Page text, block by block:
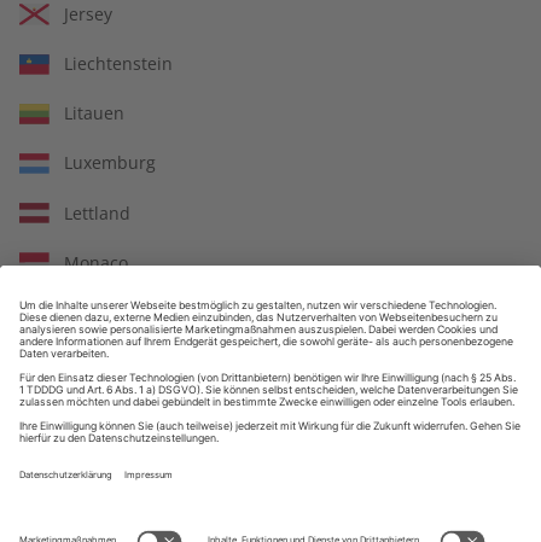
Großer Sprachteil mit Grammatik- und Wortschatzübungen
ZAHLUNGSARTEN
Jersey
Liechtenstein
Litauen
Luxemburg
Lettland
Monaco
Republik Moldau
Nordmazedonien
Malta